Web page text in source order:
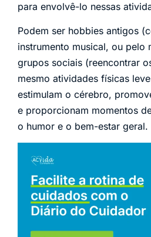
para envolvê-lo nessas
Podem ser hobbies antigos
instrumento musical, ou pelo
grupos sociais (reencontrar
mesmo atividades físicas
estimulam o cérebro,
e proporcionam momentos
o humor e o bem-estar geral.